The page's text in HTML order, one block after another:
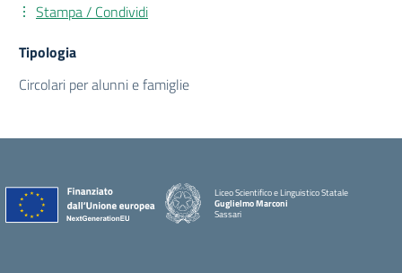
Stampa / Condividi
Tipologia
Circolari per alunni e famiglie
Liceo Scientifico e Linguistico Statale
Guglielmo Marconi
Sassari